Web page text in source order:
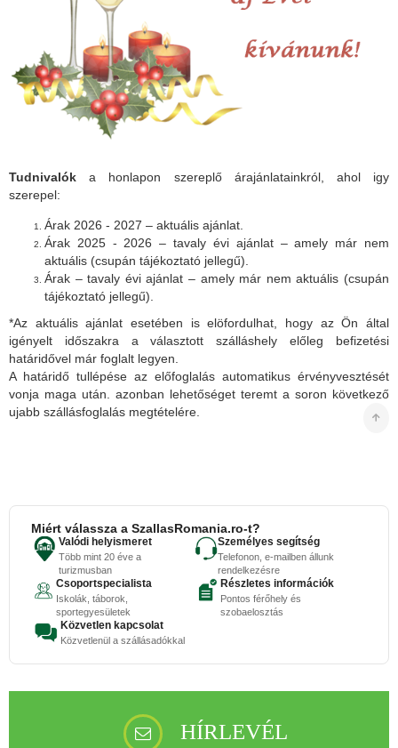
Tudnivalók a honlapon szereplő árajánlatainkról, ahol igy
szerepel:
Árak 2026 - 2027 – aktuális ajánlat.
Árak 2025 - 2026 – tavaly évi ajánlat – amely már nem
aktuális (csupán tájékoztató jellegű).
Árak – tavaly évi ajánlat – amely már nem aktuális (csupán
tájékoztató jellegű).
*Az aktuális ajánlat esetében is elöfordulhat, hogy az Ön által
igényelt időszakra a választott szálláshely előleg befizetési
határidővel már foglalt legyen.
A határidő tullépése az előfoglalás automatikus érvényvesztését
vonja maga után. azonban lehetőséget teremt a soron következő
ujabb szállásfoglalás megtételére.
Miért válassza a SzallasRomania.ro-t?
Valódi helyismeret
Több mint 20 éve a
turizmusban
Személyes segítség
Telefonon, e-mailben állunk
rendelkezésre
Csoportspecialista
Iskolák, táborok,
sportegyesületek
Részletes információk
Pontos férőhely és
szobaelosztás
Közvetlen kapcsolat
Közvetlenül a szállásadókkal
HÍRLEVÉL